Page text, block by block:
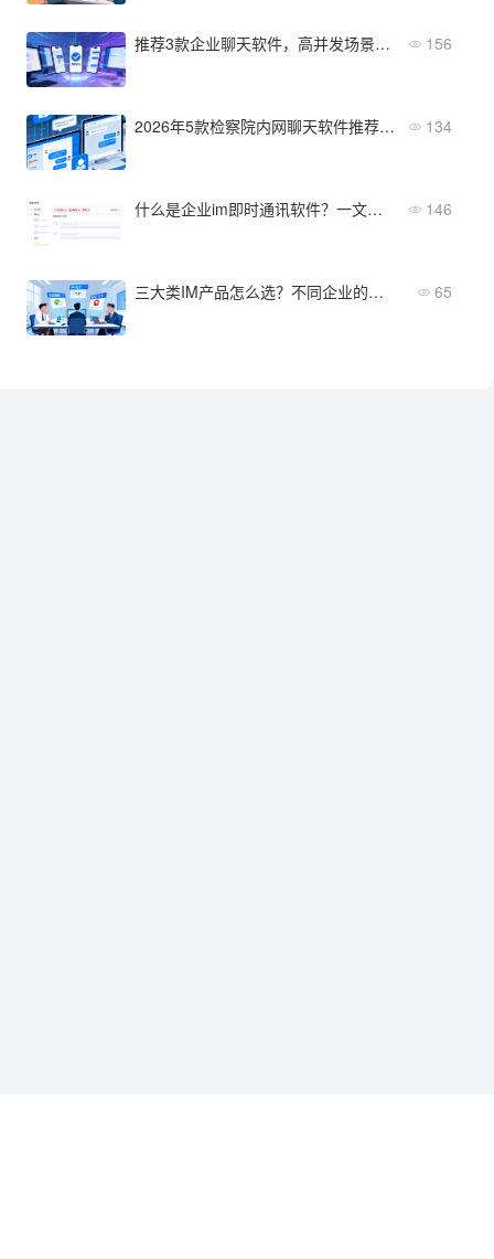
推荐3款企业聊天软件，高并发场景消息必达 156
2026年5款检察院内网聊天软件推荐：私有化部署与即时通讯选型盘点 134
什么是企业im即时通讯软件？一文看懂核心功能与适用场景 146
三大类IM产品怎么选？不同企业的适用方案 65